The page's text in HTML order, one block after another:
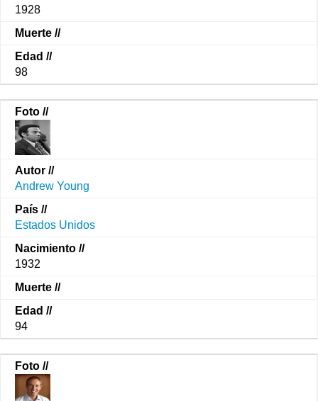
1928
98
Andrew Young
Estados Unidos
1932
94